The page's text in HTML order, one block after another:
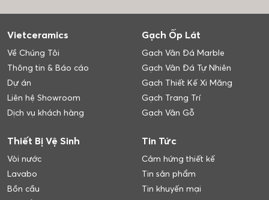
Vietceramics
Về Chúng Tôi
Thông tin & Báo cáo
Dự án
Liên hệ Showroom
Dịch vụ khách hàng
Gạch Ốp Lát
Gạch Vân Đá Marble
Gạch Vân Đá Tự Nhiên
Gạch Thiết Kế Xi Măng
Gạch Trang Trí
Gạch Vân Gỗ
Thiết Bị Vệ Sinh
Vòi nước
Lavabo
Bồn cầu
Tin Tức
Cảm hứng thiết kế
Tin sản phẩm
Tin khuyến mại